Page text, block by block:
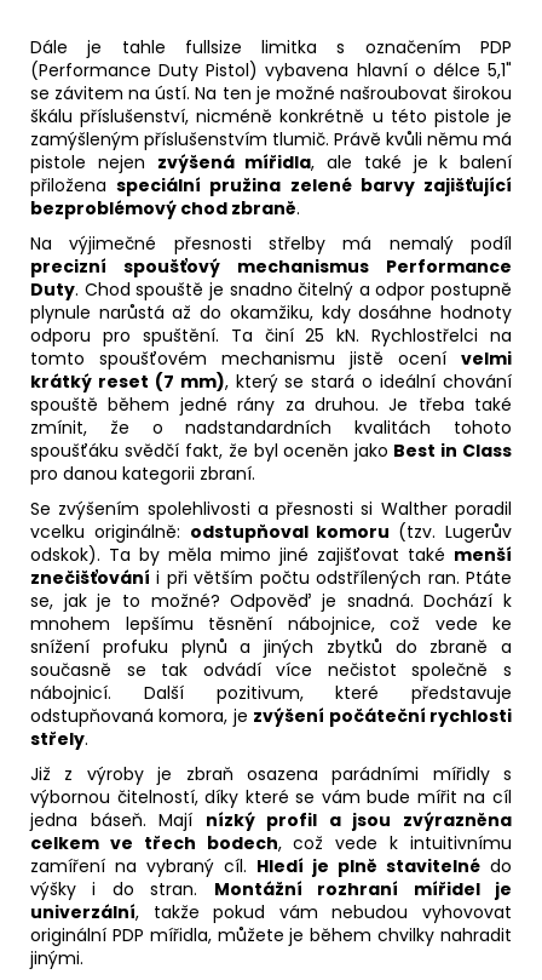
Dále je tahle fullsize limitka s označením PDP
(Performance Duty Pistol) vybavena hlavní o délce 5,1"
se závitem na ústí. Na ten je možné našroubovat širokou
škálu příslušenství, nicméně konkrétně u této pistole je
zamýšleným příslušenstvím tlumič. Právě kvůli němu má
pistole nejen zvýšená mířidla, ale také je k balení
přiloženaspeciální pružina zelené barvy zajišťující
bezproblémový chod zbraně.
Na výjimečné přesnosti střelby má nemalý podíl
precizní spoušťový mechanismus Performance
Duty. Chod spouště je snadno čitelný a odpor postupně
plynule narůstá až do okamžiku, kdy dosáhne hodnoty
odporu pro spuštění. Ta činí 25 kN. Rychlostřelci na
tomto spoušťovém mechanismu jistě ocení velmi
krátký reset (7 mm), který se stará o ideální chování
spouště během jedné rány za druhou. Je třeba také
zmínit, že o nadstandardních kvalitách tohoto
spoušťáku svědčí fakt, že byl oceněn jako Best in Class
pro danou kategorii zbraní.
Se zvýšením spolehlivosti a přesnosti si Walther poradil
vcelku originálně: odstupňoval komoru (tzv. Lugerův
odskok). Ta by měla mimo jiné zajišťovat také menší
znečišťování i při větším počtu odstřílených ran. Ptáte
se, jak je to možné? Odpověď je snadná. Dochází k
mnohem lepšímu těsnění nábojnice, což vede ke
snížení profuku plynů a jiných zbytků do zbraně a
současně se tak odvádí více nečistot společně s
nábojnicí. Další pozitivum, které představuje
odstupňovaná komora, je zvýšení počáteční rychlosti
střely.
Již z výroby je zbraň osazena parádními mířidly s
výbornou čitelností, díky které se vám bude mířit na cíl
jedna báseň. Mají nízký profil a jsou zvýrazněna
celkem ve třech bodech, což vede k intuitivnímu
zamíření na vybraný cíl. Hledí je plně stavitelnédo
výšky i do stran. Montážní rozhraní mířidel je
univerzální, takže pokud vám nebudou vyhovovat
originální PDP mířidla, můžete je během chvilky nahradit
jinými.